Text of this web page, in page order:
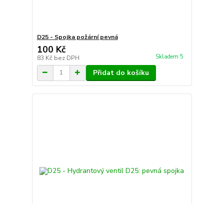
D25 - Spojka požární pevná
100 Kč
83 Kč bez DPH Skladem 5
Přidat do košíku